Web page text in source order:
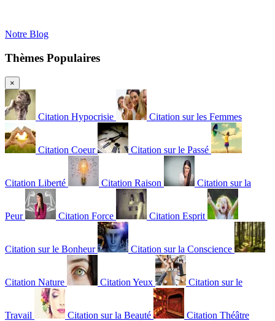
Notre Blog
Thèmes Populaires
×
Citation Hypocrisie Citation sur les Femmes
Citation Coeur Citation sur le Passé
Citation Liberté Citation Raison Citation sur la
Peur Citation Force Citation Esprit
Citation sur le Bonheur Citation sur la Conscience
Citation Nature Citation Yeux Citation sur le
Travail Citation sur la Beauté Citation Théâtre